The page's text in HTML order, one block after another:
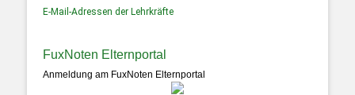
E-Mail-Adressen der Lehrkräfte
FuxNoten Elternportal
Anmeldung am FuxNoten Elternportal